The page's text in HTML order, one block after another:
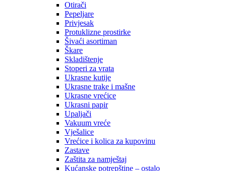
Otirači
Pepeljare
Privjesak
Protuklizne prostirke
Šivaći asortiman
Škare
Skladištenje
Stoperi za vrata
Ukrasne kutije
Ukrasne trake i mašne
Ukrasne vrećice
Ukrasni papir
Upaljači
Vakuum vreće
Vješalice
Vrećice i kolica za kupovinu
Zastave
Zaštita za namještaj
Kućanske potrepštine – ostalo